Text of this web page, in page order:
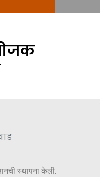
स्थापना केली.